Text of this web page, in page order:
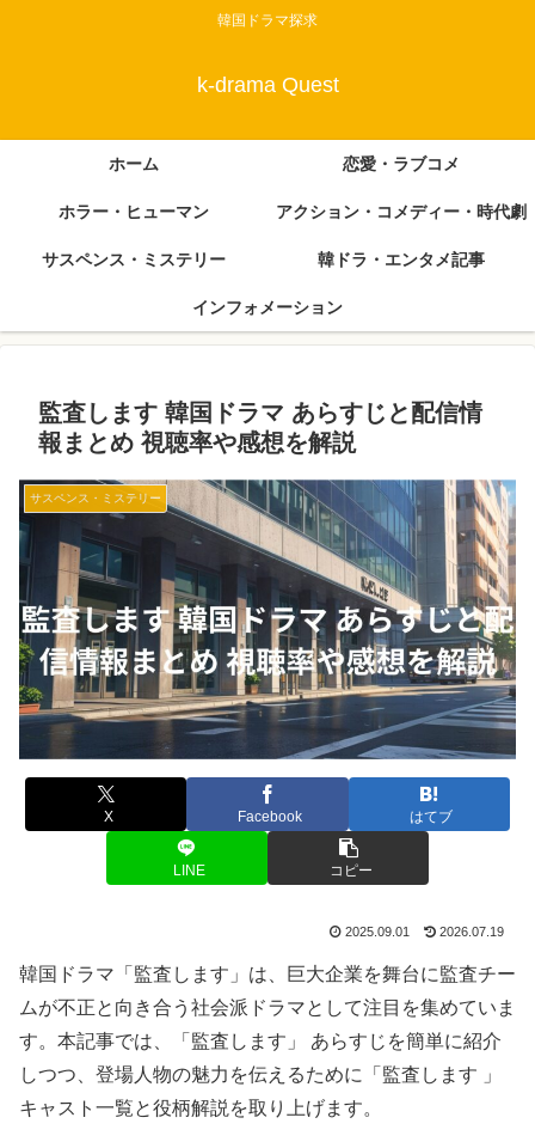
韓国ドラマ探求
k-drama Quest
ホーム 恋愛・ラブコメ
ホラー・ヒューマン アクション・コメディー・時代劇
サスペンス・ミステリー 韓ドラ・エンタメ記事
インフォメーション
監査します 韓国ドラマ あらすじと配信情
報まとめ 視聴率や感想を解説
サスペンス・ミステリー
X Facebook はてブ
LINE コピー
2025.09.01 2026.07.19
韓国ドラマ「監査します」は、巨大企業を舞台に監査チー
ムが不正と向き合う社会派ドラマとして注目を集めていま
す。本記事では、「監査します」 あらすじを簡単に紹介
しつつ、登場人物の魅力を伝えるために「監査します 」
キャスト一覧と役柄解説を取り上げます。